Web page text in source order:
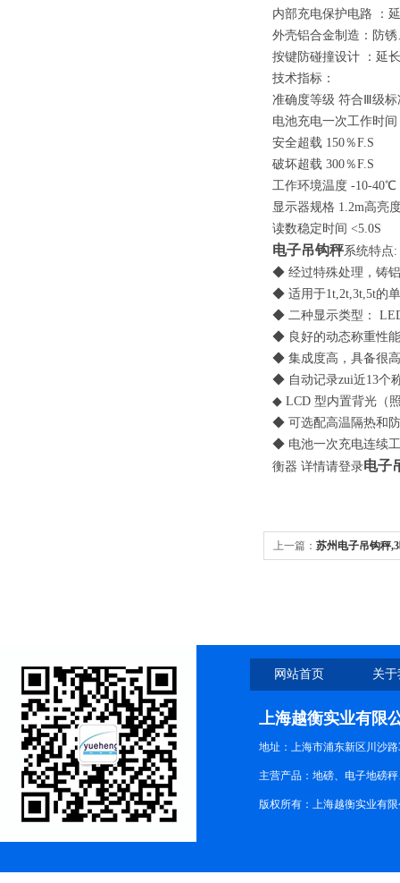
内部充电保护电路
：
外壳铝合金制造 ： 防
按键防碰撞设计
： 延
技术指标：
准确度等级 符合
级
电池充电一次工作时间
安全超载 150％F.S
破坏超载 300％F.S
工作环境温度 -10-40℃
显示器规格 1.2m高亮
读数稳定时间 <5.0S
电子吊钩秤系统特点:
◆ 经过特殊处理，铸
◆ 适用于1t,2t,3t,5t的
◆ 二种显示类型：
◆ 良好的动态称重性
◆ 集成度高，具备很
◆ 自动记录zui近13个
◆ LCD 型内置背光 （
◆ 可选配高温隔热和
◆ 电池一次充电连续
衡器 详情请登录电子
上一篇： 苏州电子吊钩秤
网站首页 关
上海越衡实业有限
地址：上海市浦东新区川沙路
主营产品：地磅、电子地磅
版权所有：上海越衡实业有